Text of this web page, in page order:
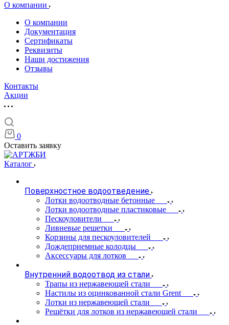
О компании
О компании
Документация
Сертификаты
Реквизиты
Наши достижения
Отзывы
Контакты
Акции
0
Оставить заявку
Каталог
Поверхностное водоотведение
Лотки водоотводные бетонные
Лотки водоотводные пластиковые
Пескоуловители
Ливневые решетки
Корзины для пескоуловителей
Дождеприемные колодцы
Аксессуары для лотков
Внутренний водоотвод из стали
Трапы из нержавеющей стали
Настилы из оцинкованной стали Grent
Лотки из нержавеющей стали
Решётки для лотков из нержавеющей стали